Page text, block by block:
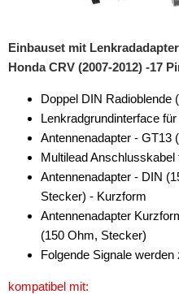
Einbauset mit
Honda CRV (2007-2012) -17
Doppel DIN Radioblende
Lenkradgrundinterface
Antennenadapter - GT13
Multilead
Antennenadapter - DIN
Stecker) - Kurzform
Antennenadapter
(150 Ohm, Stecker)
Folgende Signale
kompatibel mit: